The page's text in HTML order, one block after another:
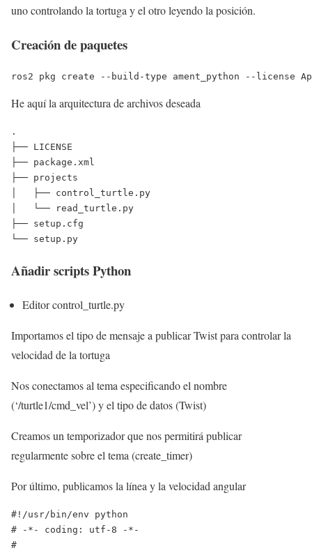
uno controlando la tortuga y el otro leyendo la posición.
Creación de paquetes
ros2 pkg create --build-type ament_python --license
He aquí la arquitectura de archivos deseada
.
├── LICENSE
├── package.xml
├── projects
│   ├── control_turtle.py
│   └── read_turtle.py
├── setup.cfg
└── setup.py
Añadir scripts Python
Editor control_turtle.py
Importamos el tipo de mensaje a publicar Twist para controlar la
velocidad de la tortuga
Nos conectamos al tema especificando el nombre
(‘/turtle1/cmd_vel’) y el tipo de datos (Twist)
Creamos un temporizador que nos permitirá publicar
regularmente sobre el tema (create_timer)
Por último, publicamos la línea y la velocidad angular
#!/usr/bin/env python
# -*- coding: utf-8 -*-
#